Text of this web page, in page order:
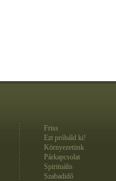
Friss
Ezt próbáld ki!
Környezetünk
Párkapcsolat
Spirituális
Szabadidő